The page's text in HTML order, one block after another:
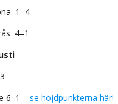
1–4
4–1
6–1 – se höjdpunkterna här!